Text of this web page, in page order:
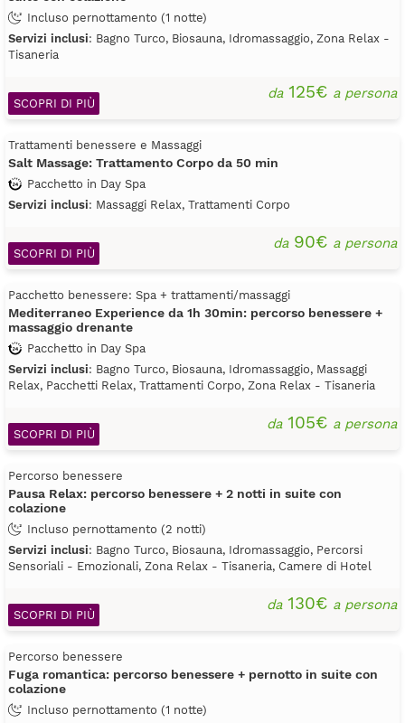
Incluso pernottamento (1 notte)
Servizi inclusi: Bagno Turco, Biosauna, Idromassaggio, Zona Relax -
Tisaneria
da125€ a persona
SCOPRI DI PIÙ
Trattamenti benessere e Massaggi
Salt Massage: Trattamento Corpo da 50 min
Pacchetto in Day Spa
Servizi inclusi: Massaggi Relax, Trattamenti Corpo
da90€ a persona
SCOPRI DI PIÙ
Pacchetto benessere: Spa + trattamenti/massaggi
Mediterraneo Experience da 1h 30min: percorso benessere +
massaggio drenante
Pacchetto in Day Spa
Servizi inclusi: Bagno Turco, Biosauna, Idromassaggio, Massaggi
Relax, Pacchetti Relax, Trattamenti Corpo, Zona Relax - Tisaneria
da105€ a persona
SCOPRI DI PIÙ
Percorso benessere
Pausa Relax: percorso benessere + 2 notti in suite con
colazione
Incluso pernottamento (2 notti)
Servizi inclusi: Bagno Turco, Biosauna, Idromassaggio, Percorsi
Sensoriali - Emozionali, Zona Relax - Tisaneria, Camere di Hotel
da130€ a persona
SCOPRI DI PIÙ
Percorso benessere
Fuga romantica: percorso benessere + pernotto in suite con
colazione
Incluso pernottamento (1 notte)